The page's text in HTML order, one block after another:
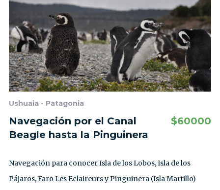
Ushuaia - Patagonia
Navegación por el Canal
Beagle hasta la Pinguinera
$60000
Navegación para conocer Isla de los Lobos, Isla de los
Pájaros, Faro Les Eclaireurs y Pinguinera (Isla Martillo)